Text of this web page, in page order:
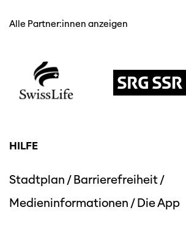
Alle Partner:innen anzeigen
HILFE
Stadtplan /Barrierefreiheit/
Medieninformationen /Die App